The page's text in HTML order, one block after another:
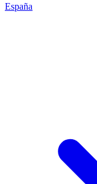
España